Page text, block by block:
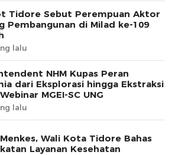
Tidore Sebut Perempuan Aktor
Pembangunan di Milad ke-109
lalu
NHM Kupas Peran
dari Eksplorasi hingga Ekstraksi
MGEI-SC UNG
lalu
Wali Kota Tidore Bahas
Layanan Kesehatan